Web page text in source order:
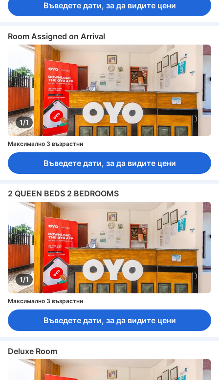
Въведете дати, за да видите цени
Room Assigned on Arrival
1/1
Максимално 3 възрастни
Въведете дати, за да видите цени
2 QUEEN BEDS 2 BEDROOMS
1/1
Максимално 3 възрастни
Въведете дати, за да видите цени
Deluxe Room